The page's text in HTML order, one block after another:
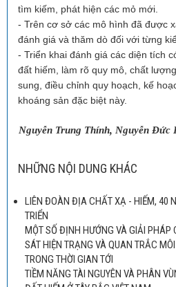
tìm kiếm, phát hiện các mỏ mới.
- Trên cơ sở các mô hình đã được
đánh giá và thăm dò đối với từng
- Triển khai đánh giá các diện tích
đất hiếm, làm rõ quy mô, chất
sung, điều chỉnh quy hoạch, kế
khoáng sản đặc biệt này.
Nguyễn Trung Thính, Nguyễn Đức
NHỮNG NỘI DUNG KHÁC
LIÊN ĐOÀN ĐỊA CHẤT XẠ - HIẾM, 40
TRIỂN
MỘT SỐ ĐỊNH HƯỚNG VÀ GIẢI PHÁP
SÁT HIỆN TRẠNG VÀ QUAN TRẮC
TRONG THỜI GIAN TỚI
TIỀM NĂNG TÀI NGUYÊN VÀ PHÂN